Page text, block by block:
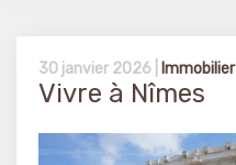
30 janvier 2026 | Immobilier
Vivre à Nîmes